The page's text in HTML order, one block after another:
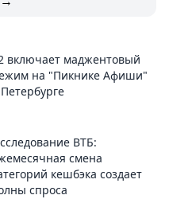
включает маджентовый
на "Пикнике Афиши"
ВТБ:
смена
кешбэка создает
спроса